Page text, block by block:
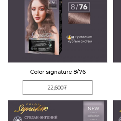
Color signature 8/76
22,600₮